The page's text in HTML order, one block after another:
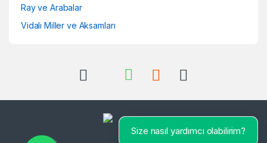
Ray ve Arabalar
Vidalı Miller ve Aksamları
Size nasıl yardımcı olabilirim?